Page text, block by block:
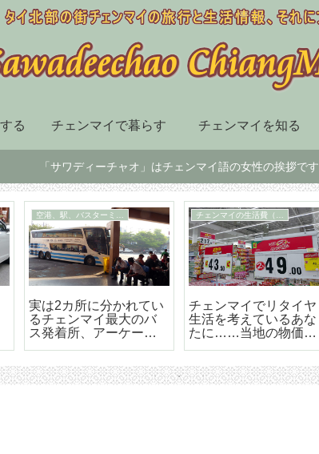
る チェンマイで暮らす チェンマイを知る
「サワディーチャオ」はチェンマイ語の女性の挨拶です
チェンマイ市内の移動手段
BTSも地下鉄もないチ
ェンマイはソンテウで
の移動が便利で楽しい
スーパー、デパート、ショッピングセンター
チェンマイ最大の高級
のショッピングセンタ
ー「セントラルフェス